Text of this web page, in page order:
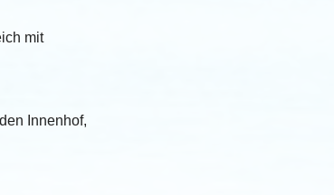
mit
Innenhof,